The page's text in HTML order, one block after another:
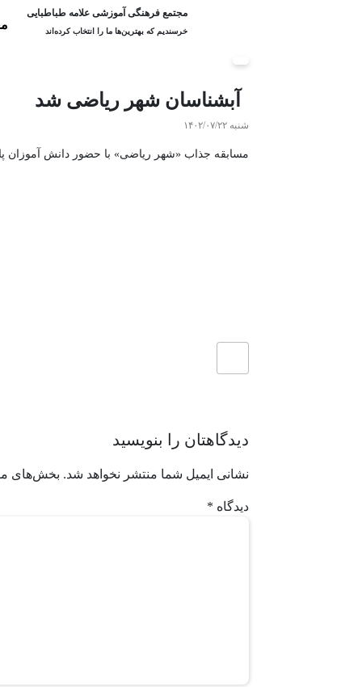
مجتمع فرهنگی آموزشی علامه طباطبایی
خرسندیم که بهترین‌ها ما را انتخاب کرده‌اند
آبشناسان شهر ریاضی شد
شنبه ۱۴۰۲/۰۷/۲۲
مسابقه جذاب «شهر ریاضی» با حضور دانش آموزان پایه هفتم واحد
دیدگاهتان را بنویسید
نشانی ایمیل شما منتشر نخواهد شد. بخش‌های
دیدگاه *